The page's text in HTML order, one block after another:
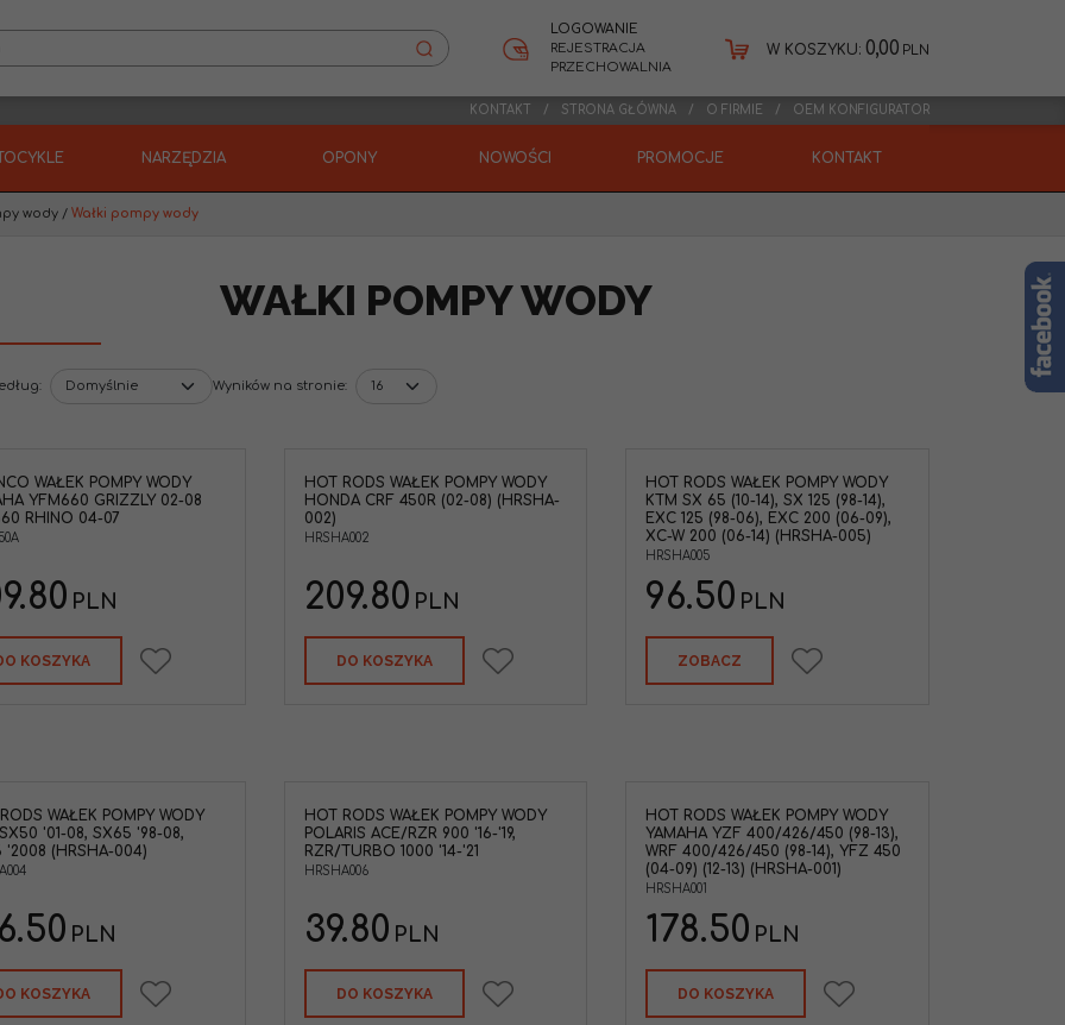
LOGOWANIE
REJESTRACJA
PRZECHOWALNIA
W KOSZYKU: 0,00 PLN
KONTAKT STRONA GŁÓWNA O FIRMIE OEM KONFIGURATOR
NARZĘDZIA OPONY NOWOŚCI PROMOCJE KONTAKT
wody / Wałki pompy wody
WAŁKI POMPY WODY
: Wyników na stronie:
WAŁEK POMPY WODY
YFM660 GRIZZLY 02-08
RHINO 04-07
PLN
KOSZYKA
HOT RODS WAŁEK POMPY WODY
HONDA CRF 450R (02-08) (HRSHA-
002)
HRSHA002
209.80 PLN
DO KOSZYKA
HOT RODS WAŁEK POMPY WODY
KTM SX 65 (10-14), SX 125 (98-14),
EXC 125 (98-06), EXC 200 (06-09),
XC-W 200 (06-14) (HRSHA-005)
HRSHA005
96.50 PLN
ZOBACZ
WAŁEK POMPY WODY
'01-08, SX65 '98-08,
'2008 (HRSHA-004)
PLN
KOSZYKA
HOT RODS WAŁEK POMPY WODY
POLARIS ACE/RZR 900 '16-'19,
RZR/TURBO 1000 '14-'21
HRSHA006
39.80 PLN
DO KOSZYKA
HOT RODS WAŁEK POMPY WODY
YAMAHA YZF 400/426/450 (98-13),
WRF 400/426/450 (98-14), YFZ 450
(04-09) (12-13) (HRSHA-001)
HRSHA001
178.50 PLN
DO KOSZYKA